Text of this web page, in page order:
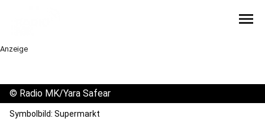
menu
Anzeige
© Radio MK/Yara Safear
Symbolbild: Supermarkt